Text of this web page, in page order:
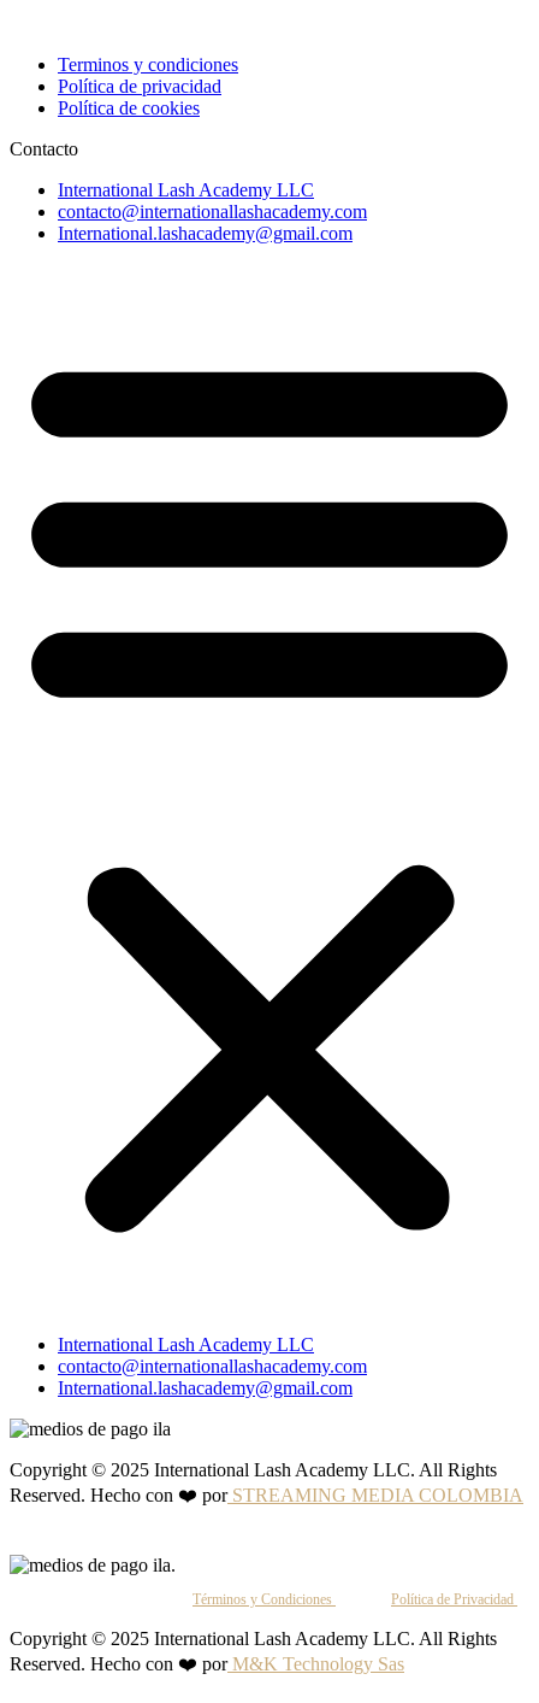
Terminos y condiciones
Política de privacidad
Política de cookies
Contacto
International Lash Academy LLC
contacto@internationallashacademy.com
International.lashacademy@gmail.com
International Lash Academy LLC
contacto@internationallashacademy.com
International.lashacademy@gmail.com
Copyright © 2025 International Lash Academy LLC. All Rights
Reserved. Hecho con ❤️ porSTREAMING MEDIA COLOMBIA
Términos y Condiciones Política de Privacidad
Copyright © 2025 International Lash Academy LLC. All Rights
Reserved. Hecho con ❤️ porM&K Technology Sas